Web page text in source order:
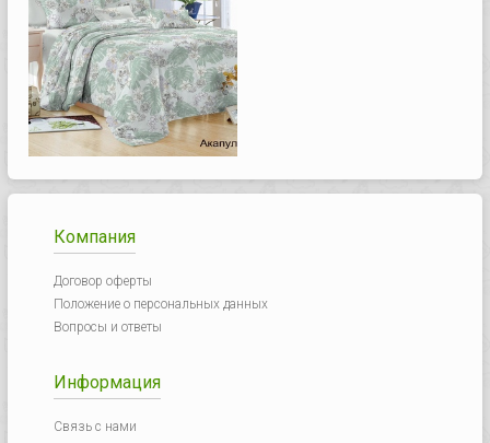
Компания
Договор оферты
Положение о персональных данных
Вопросы и ответы
Информация
Связь с нами